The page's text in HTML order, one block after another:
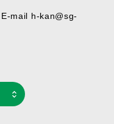
E-mail h-kan@sg-